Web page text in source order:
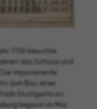
1700 besuchte
das Schloss und
imponierende
zum Bau eines
Stuttgarts an.
begann im Mai